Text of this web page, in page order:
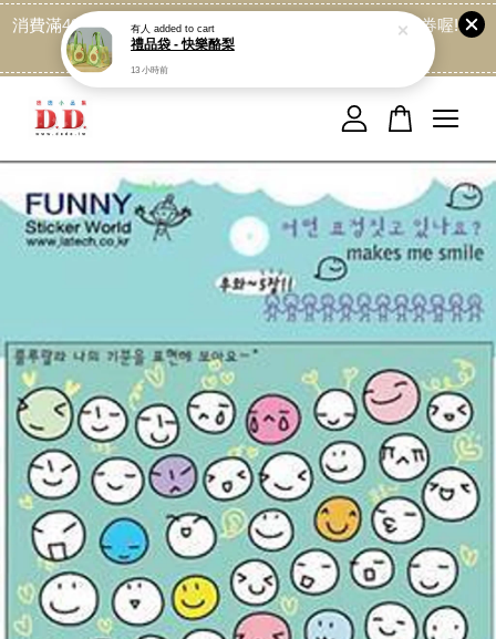
消費滿499免運喔, 記得加LINE:@dede168 領取專屬折扣券喔!
點我
您的購物車目前還是空的。